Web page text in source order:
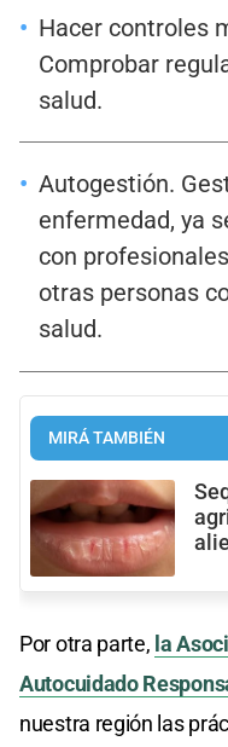
Hacer controles
Comprobar
salud.
Autogestión.
enfermedad, ya
con
otras personas
salud.
MIRÁ TAMBIÉN
Por otra parte, la
Autocuidado
nuestra región las